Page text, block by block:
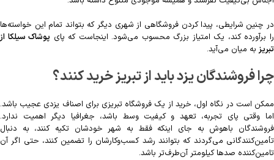
در چنین شرایطی، پیدا کردن فروشگاهی از شهری دیگر که بتواند تمام این خواسته‌ها
را برآورده کند، یک امتیاز بزرگ محسوب می‌شود. اینجاست که پای پوشاک سیلکا از
تبریز به میان می‌آید.
چرا فروشندگان یزد باید از تبریز خرید کنند؟
ممکن است در نگاه اول، خرید از یک فروشگاه تبریزی برای اصناف یزدی عجیب باشد.
اما وقتی پای تجربه، تعهد و کیفیت وسط باشد، جغرافیا دیگر اهمیت ندارد.
فروشندگان باهوش به جای اینکه فقط به شهر خودشان تکیه کنند، به دنبال
تأمین‌کنندگانی می‌گردند که بتوانند رشد کسب‌وکارشان را تضمین کنند، حتی اگر آن
تامین‌کننده صدها کیلومتر آن‌طرف‌تر باشد.